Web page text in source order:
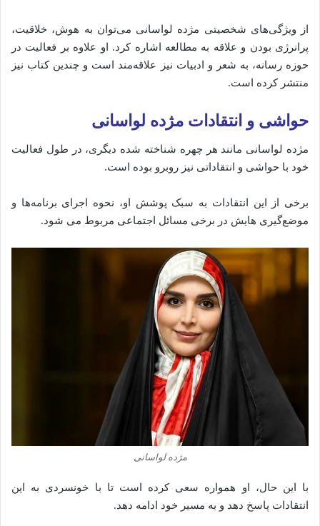
از ویژگی‌های شخصیتی مژده لواسانی می‌توان به هوش، خلاقیت،
پرانرژی بودن و علاقه به مطالعه اشاره کرد. او علاوه بر فعالیت در
حوزه رسانه، به شعر و ادبیات نیز علاقه‌مند است و چندین کتاب نیز
منتشر کرده است.
حواشی و انتقادات مژده لواسانی
مژده لواسانی مانند هر چهره شناخته شده دیگری، در طول فعالیت
خود با حواشی و انتقاداتی نیز روبرو بوده است.
برخی از این انتقادات به سبک پوشش او، نحوه اجرای برنامه‌ها و
موضع‌گیری‌ هایش در برخی مسائل اجتماعی مربوط می‌ شود.
مژده لواسانی
با این حال، او همواره سعی کرده است تا با خونسردی به این
انتقادات پاسخ دهد و به مسیر خود ادامه دهد.